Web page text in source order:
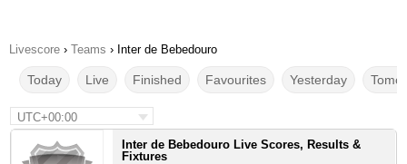
Livescore › Teams › Inter de Bebedouro
Today Live Finished Favourites Yesterday
UTC+00:00
Inter de Bebedouro Live Scores, Results &
Fixtures